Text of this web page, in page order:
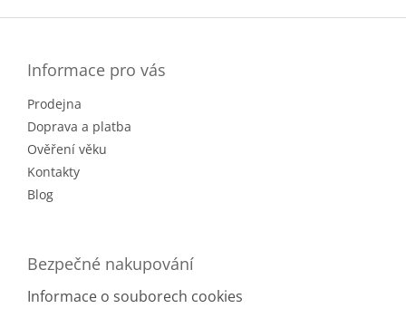
Informace pro vás
Prodejna
Doprava a platba
Ověření věku
Kontakty
Blog
Bezpečné nakupování
Informace o souborech cookies